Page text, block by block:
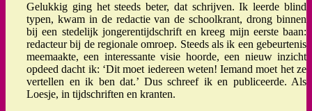
Gelukkig ging het steeds beter, dat schrijven. Ik leerde blind
typen, kwam in de redactie van de schoolkrant, drong binnen
bij een stedelijk jongerentijdschrift en kreeg mijn eerste baan:
redacteur bij de regionale omroep. Steeds als ik een gebeurtenis
meemaakte, een interessante visie hoorde, een nieuw inzicht
opdeed dacht ik: ‘Dit moet iedereen weten! Iemand moet het ze
vertellen en ik ben dat.’ Dus schreef ik en publiceerde. Als
Loesje, in tijdschriften en kranten.